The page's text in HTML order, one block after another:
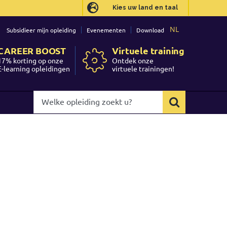
Kies uw land en taal
NL
Subsidieer mijn opleiding Evenementen Download
BOOST
korting op onze
learning opleidingen
Virtuele training
Ontdek onze
virtuele trainingen!
opleiding
Kies uw land en taal
NL
Subsidieer mijn opleiding Evenementen Download
BOOST
korting op onze
learning opleidingen
Virtuele training
Ontdek onze
virtuele trainingen!
opleiding